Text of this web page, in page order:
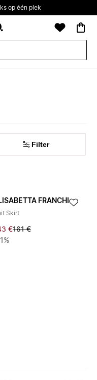
op één plek
Filter
FRANCHI
Skirt
€161 €